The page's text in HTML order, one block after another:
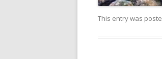
This entry was